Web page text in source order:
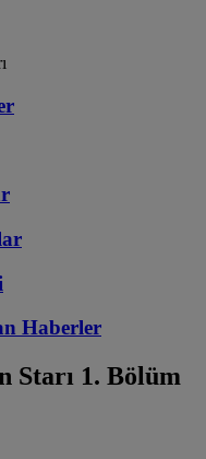
Haberler
Starı 1. Bölüm